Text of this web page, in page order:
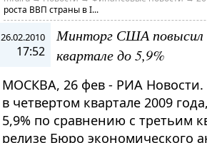
роста ВВП страны в I...
26.02.2010
17:52
Минторг США повысил
квартале до 5,9%
МОСКВА, 26 фев - РИА
в четвертом квартале 2009
5,9% по сравнению с третьим
релизе Бюро экономического